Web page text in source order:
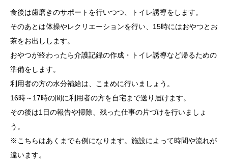
食後は歯磨きのサポートを行いつつ、トイレ誘導をします。
そのあとは体操やレクリエーションを行い、15時にはおやつとお
茶をお出しします。
おやつが終わったら介護記録の作成・トイレ誘導など帰るための
準備をします。
利用者の方の水分補給は、こまめに行いましょう。
16時～17時の間に利用者の方を自宅まで送り届けます。
その後は1日の報告や掃除、残った仕事の片づけを行いましょ
う。
※こちらはあくまでも例になります。施設によって時間や流れが
違います。